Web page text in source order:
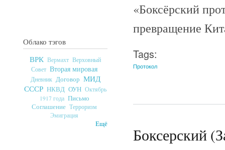
Облако тэгов
ВРК Вермахт Верховный
Совет Вторая мировая
Дневник Договор МИД
СССР НКВД ОУН Октябрь
1917 года Письмо
Соглашение Терроризм
Эмиграция
Ещё
«Боксёрский
превращение
Tags:
Протокол
Боксерский